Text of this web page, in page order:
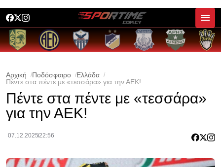
Αρχική Ποδόσφαιρο
Ελλάδα
Πέντε στα πέντε με «τεσσάρα» για την ΑΕΚ!
Πέντε στα πέντε με «τεσσάρα»
για την ΑΕΚ!
07.12.202522:56